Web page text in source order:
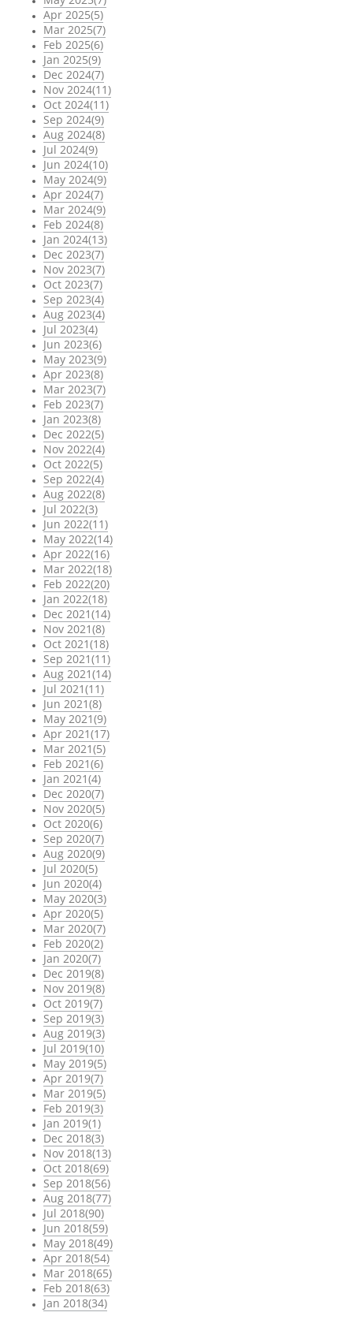
Apr 2025(5)
Mar 2025(7)
Feb 2025(6)
Jan 2025(9)
Dec 2024(7)
Nov 2024(11)
Oct 2024(11)
Sep 2024(9)
Aug 2024(8)
Jul 2024(9)
Jun 2024(10)
May 2024(9)
Apr 2024(7)
Mar 2024(9)
Feb 2024(8)
Jan 2024(13)
Dec 2023(7)
Nov 2023(7)
Oct 2023(7)
Sep 2023(4)
Aug 2023(4)
Jul 2023(4)
Jun 2023(6)
May 2023(9)
Apr 2023(8)
Mar 2023(7)
Feb 2023(7)
Jan 2023(8)
Dec 2022(5)
Nov 2022(4)
Oct 2022(5)
Sep 2022(4)
Aug 2022(8)
Jul 2022(3)
Jun 2022(11)
May 2022(14)
Apr 2022(16)
Mar 2022(18)
Feb 2022(20)
Jan 2022(18)
Dec 2021(14)
Nov 2021(8)
Oct 2021(18)
Sep 2021(11)
Aug 2021(14)
Jul 2021(11)
Jun 2021(8)
May 2021(9)
Apr 2021(17)
Mar 2021(5)
Feb 2021(6)
Jan 2021(4)
Dec 2020(7)
Nov 2020(5)
Oct 2020(6)
Sep 2020(7)
Aug 2020(9)
Jul 2020(5)
Jun 2020(4)
May 2020(3)
Apr 2020(5)
Mar 2020(7)
Feb 2020(2)
Jan 2020(7)
Dec 2019(8)
Nov 2019(8)
Oct 2019(7)
Sep 2019(3)
Aug 2019(3)
Jul 2019(10)
May 2019(5)
Apr 2019(7)
Mar 2019(5)
Feb 2019(3)
Jan 2019(1)
Dec 2018(3)
Nov 2018(13)
Oct 2018(69)
Sep 2018(56)
Aug 2018(77)
Jul 2018(90)
Jun 2018(59)
May 2018(49)
Apr 2018(54)
Mar 2018(65)
Feb 2018(63)
Jan 2018(34)